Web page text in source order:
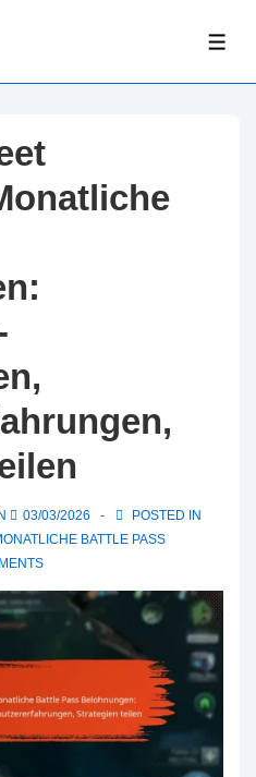
03/03/2026
POSTED IN
BATTLE PASS